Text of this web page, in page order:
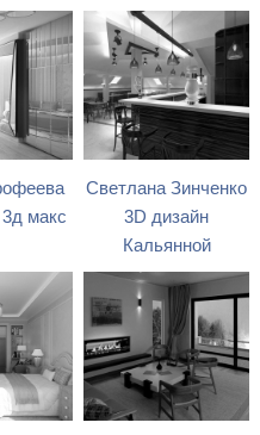
макс
Светлана Зинченко
3D дизайн
Кальянной